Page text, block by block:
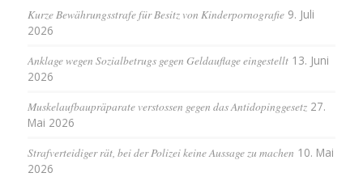
Kurze Bewährungsstrafe für Besitz von Kinderpornografie 9. Juli
2026
Anklage wegen Sozialbetrugs gegen Geldauflage eingestellt 13. Juni
2026
Muskelaufbaupräparate verstossen gegen das Antidopinggesetz 27.
Mai 2026
Strafverteidiger rät, bei der Polizei keine Aussage zu machen 10. Mai
2026